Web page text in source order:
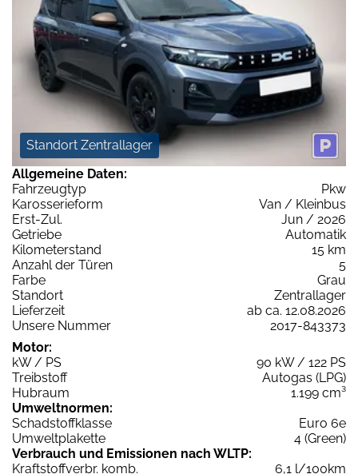
Standort Zentrallager
Allgemeine Daten:
Fahrzeugtyp
Pkw
Karosserieform
Van / Kleinbus
Erst-Zul.
Jun / 2026
Getriebe
Automatik
Kilometerstand
15 km
Anzahl der Türen
5
Farbe
Grau
Standort
Zentrallager
Lieferzeit
ab ca. 12.08.2026
Unsere Nummer
2017-843373
Motor:
kW / PS
90 kW / 122 PS
Treibstoff
Autogas (LPG)
Hubraum
1.199 cm³
Umweltnormen:
Schadstoffklasse
Euro 6e
Umweltplakette
4 (Green)
Verbrauch und Emissionen nach WLTP:
Kraftstoffverbr. komb.
6,1 l/100km